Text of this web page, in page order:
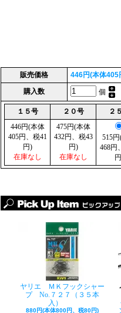
販売価格
446円(本体405
購入数
個
１５号 ２０号 ２
446円(本体
405円、税41
円)
在庫なし
475円(本体
432円、税43
円)
在庫なし
515
468円
ヤリエ ＭＫフックシャー
プ No.７２７（３５本
入）
880円(本体800円、税80円)